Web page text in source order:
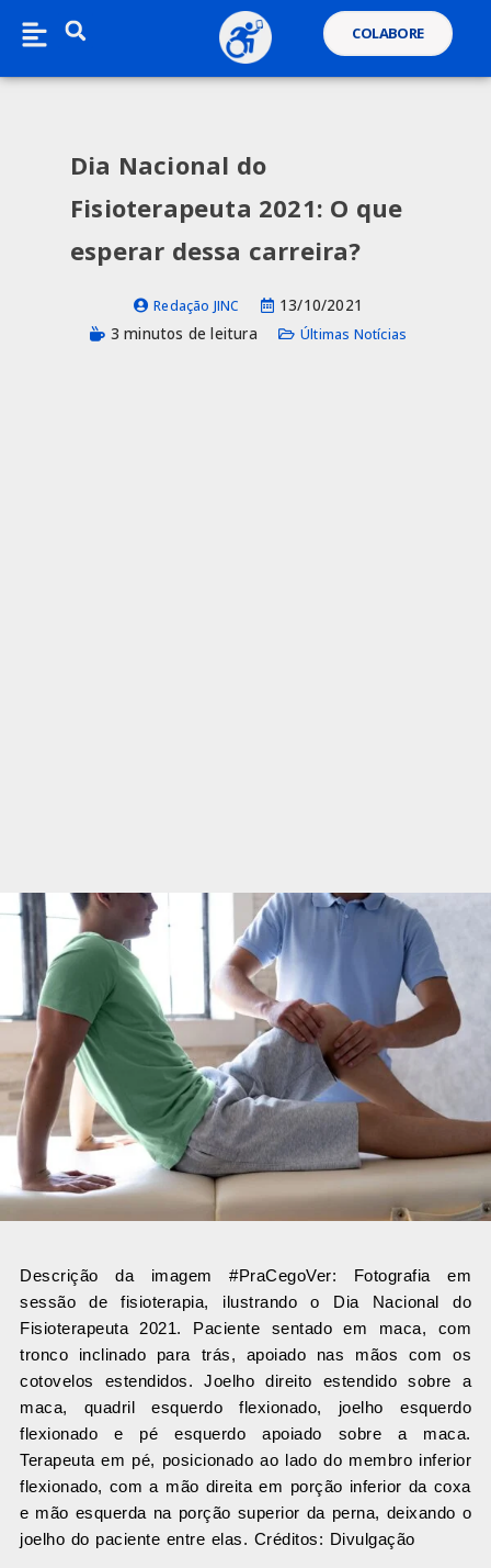
COLABORE
Dia Nacional do
Fisioterapeuta 2021: O que
esperar dessa carreira?
Redação JINC
13/10/2021
3 minutos de leitura
Últimas Notícias
Descrição da imagem #PraCegoVer: Fotografia em
sessão de fisioterapia, ilustrando o Dia Nacional do
Fisioterapeuta 2021. Paciente sentado em maca, com
tronco inclinado para trás, apoiado nas mãos com os
cotovelos estendidos. Joelho direito estendido sobre a
maca, quadril esquerdo flexionado, joelho esquerdo
flexionado e pé esquerdo apoiado sobre a maca.
Terapeuta em pé, posicionado ao lado do membro inferior
flexionado, com a mão direita em porção inferior da coxa
e mão esquerda na porção superior da perna, deixando o
joelho do paciente entre elas. Créditos: Divulgação